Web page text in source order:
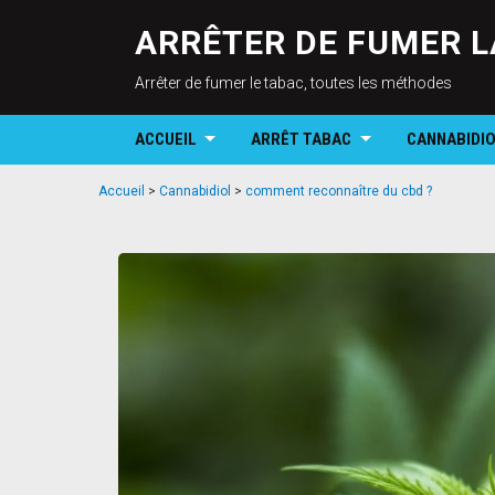
ARRÊTER DE FUMER
Arrêter de fumer le tabac, toutes les méthodes
ACCUEIL ARRÊT TABAC
Accueil > Cannabidiol > comment reconnaître du cbd ?